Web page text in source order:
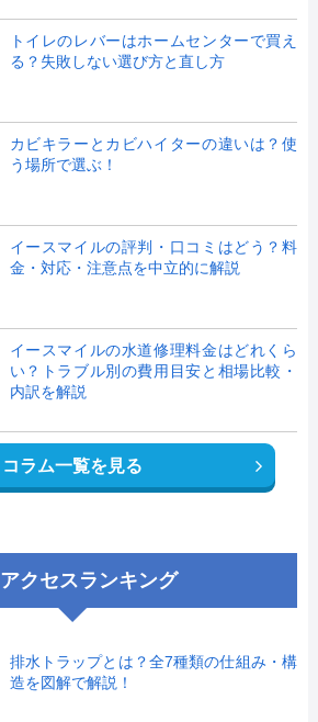
トイレのレバーはホームセンターで買え
る？失敗しない選び方と直し方
カビキラーとカビハイターの違いは？使
う場所で選ぶ！
イースマイルの評判・口コミはどう？料
金・対応・注意点を中立的に解説
イースマイルの水道修理料金はどれくら
い？トラブル別の費用目安と相場比較・
内訳を解説
コラム一覧を見る
アクセスランキング
排水トラップとは？全7種類の仕組み・構
造を図解で解説！